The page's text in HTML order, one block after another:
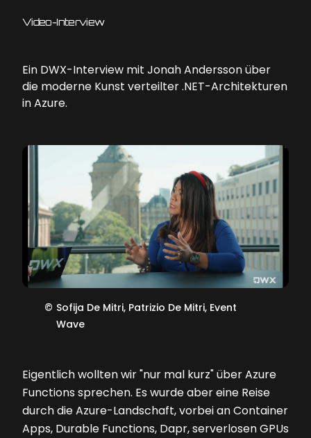
Video-Interview
Ein DWX-Interview mit Jonah Andersson über
die moderne Kunst verteilter .NET-Architekturen
in Azure.
© Sofija De Mitri, Patrizio De Mitri, Event
Wave
Eigentlich wollten wir "nur mal kurz" über Azure
Functions sprechen. Es wurde aber eine Reise
durch die Azure-Landschaft, vorbei an Container
Apps, Durable Functions, Dapr, serverlosen GPUs